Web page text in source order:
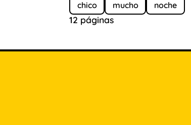
chico mucho noche
12 páginas